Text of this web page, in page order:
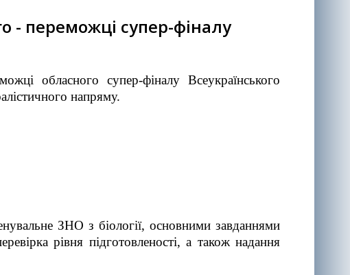
- переможці супер-фіналу
обласного супер-фіналу Всеукраїнського
напряму.
ЗНО з біології, основними завданнями
рівня підготовленості, а також надання